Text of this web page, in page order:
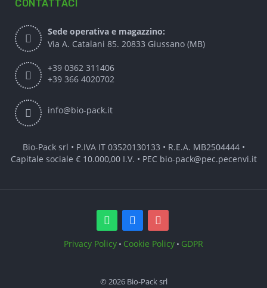
CONTATTACI
Sede operativa e magazzino:
Via A. Catalani 85. 20833 Giussano (MB)
+39 0362 311406
+39 366 4020702
info@bio-pack.it
Bio-Pack srl • P.IVA IT 03520130133 • R.E.A. MB2504444 •
Capitale sociale € 10.000,00 I.V. • PEC bio-pack@pec.pecenvi.it
Privacy Policy • Cookie Policy • GDPR
© 2026 Bio-Pack srl